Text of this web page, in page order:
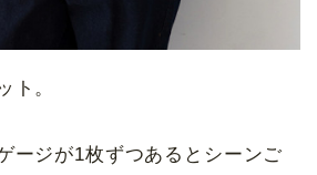
ト。
ージが1枚ずつあるとシーンご